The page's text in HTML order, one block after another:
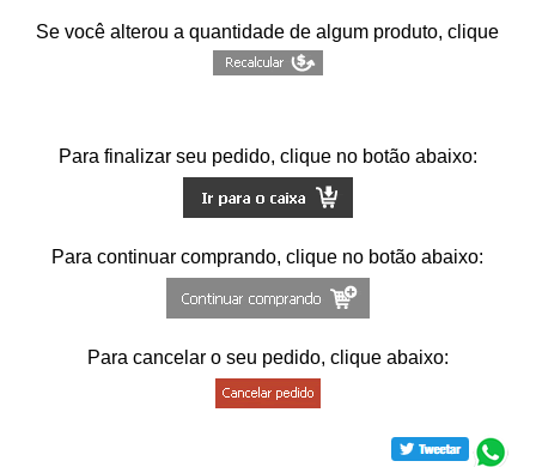
Se você alterou a quantidade de algum produto, clique
Para finalizar seu pedido, clique no botão abaixo:
Para continuar comprando, clique no botão abaixo:
Para cancelar o seu pedido, clique abaixo: